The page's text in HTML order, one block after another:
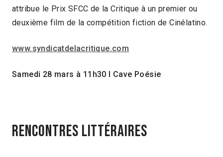
attribue le Prix SFCC de la Critique à un premier ou
deuxième film de la compétition fiction de Cinélatino.
www.syndicatdelacritique.com
Samedi 28 mars à 11h30 I Cave Poésie
Rencontres Littéraires